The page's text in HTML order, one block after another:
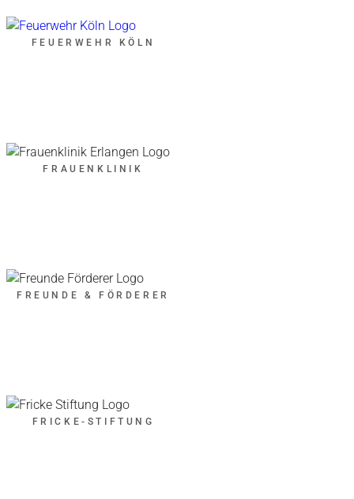
FEUERWEHR KÖLN
FRAUENKLINIK
FREUNDE & FÖRDERER
FRICKE-STIFTUNG